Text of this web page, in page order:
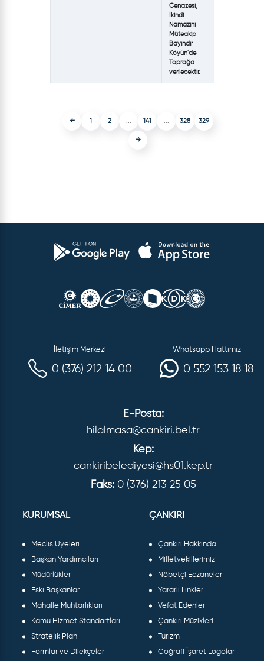
Cenazesi,
İkindi
Namazını
Müteakip
Bayındır
Köyün'de
Toprağa
verilecektir.
← 1 2 141 328 329
→
İletişim Merkezi
0 (376) 212 14 00
Whatsapp Hattımız
0 552 153 18 18
E-Posta:
hilalmasa@cankiri.bel.tr
Kep:
cankiribelediyesi@hs01.kep.tr
Faks: 0 (376) 213 25 05
KURUMSAL
Meclis Üyeleri
Başkan Yardımcıları
Müdürlükler
Eski Başkanlar
Mahalle Muhtarlıkları
Kamu Hizmet Standartları
Stratejik Plan
Formlar ve Dilekçeler
ÇANKIRI
Çankırı Hakkında
Milletvekillerimiz
Nöbetçi Eczaneler
Yararlı Linkler
Vefat Edenler
Çankırı Müzikleri
Turizm
Coğrafi İşaret Logolar